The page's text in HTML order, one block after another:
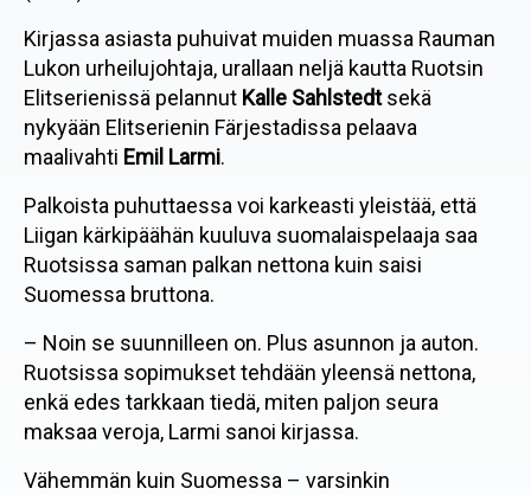
Kirjassa asiasta puhuivat muiden muassa Rauman
Lukon urheilujohtaja, urallaan neljä kautta Ruotsin
Elitserienissä pelannut Kalle Sahlstedtsekä
nykyään Elitserienin Färjestadissa pelaava
maalivahti Emil Larmi.
Palkoista puhuttaessa voi karkeasti yleistää, että
Liigan kärkipäähän kuuluva suomalaispelaaja saa
Ruotsissa saman palkan nettona kuin saisi
Suomessa bruttona.
– Noin se suunnilleen on. Plus asunnon ja auton.
Ruotsissa sopimukset tehdään yleensä nettona,
enkä edes tarkkaan tiedä, miten paljon seura
maksaa veroja, Larmi sanoi kirjassa.
Vähemmän kuin Suomessa – varsinkin